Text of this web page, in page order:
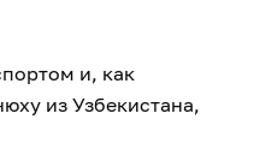
и, как
из Узбекистана,